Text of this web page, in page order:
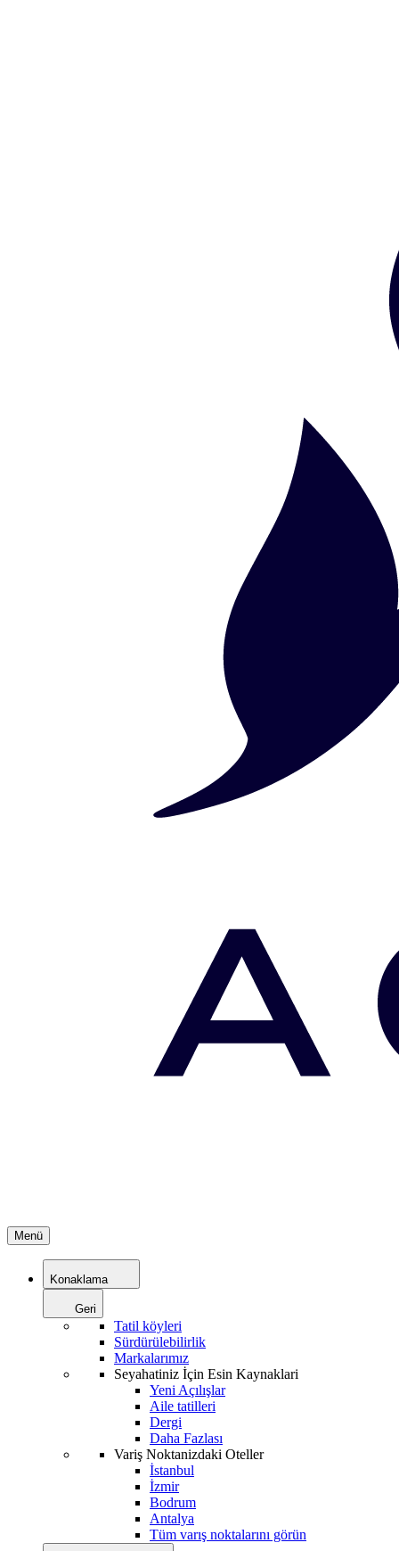
Menü
Konaklama
Geri
Tatil köyleri
Sürdürülebilirlik
Markalarımız
Seyahatiniz İçin Esin Kaynaklari
Yeni Açılışlar
Aile tatilleri
Dergi
Daha Fazlası
Variş Noktanizdaki Oteller
İstanbul
İzmir
Bodrum
Antalya
Tüm varış noktalarını görün